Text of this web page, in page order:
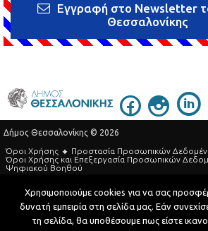
Εγγραφή στο Newsletter
Θεσσαλονίκης
Δήμος Θεσσαλονίκης © 2026
Όροι Χρήσης
Προστασία Προσωπικών
Όροι Xρήσης και Eπεξεργασία Προσωπικών
Ψηφιακού Βοηθού
Τηλεφωνικός Κατάλογος
Developed by MyCompany Projects
Χρησιμοποιούμε cookies για να σας
δυνατή εμπειρία στη σελίδα μας. Εάν
τη σελίδα, θα υποθέσουμε πως είστε